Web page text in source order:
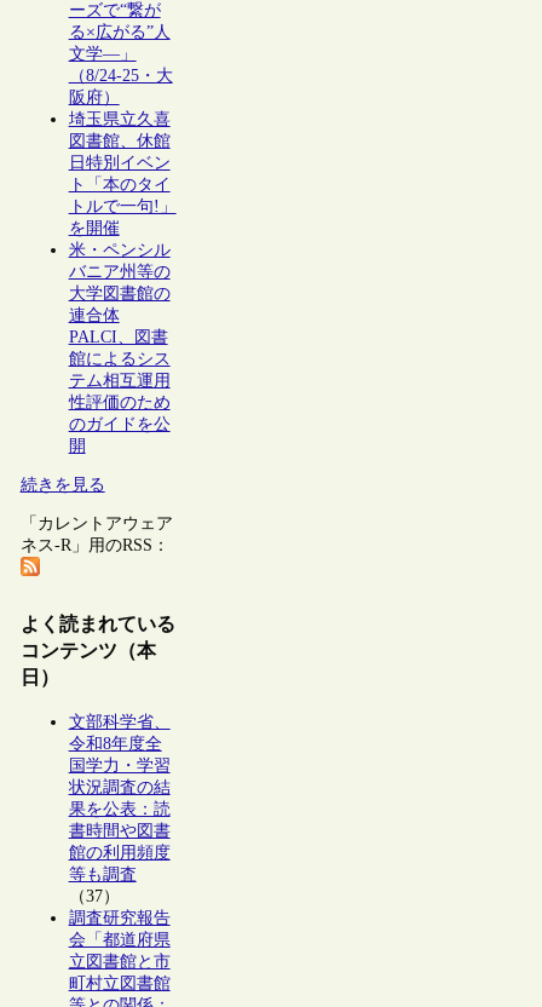
ーズで“繋が
る×広がる”人
文学―」
（8/24-25・大
阪府）
埼玉県立久喜
図書館、休館
日特別イベン
ト「本のタイ
トルで一句!」
を開催
米・ペンシル
バニア州等の
大学図書館の
連合体
PALCI、図書
館によるシス
テム相互運用
性評価のため
のガイドを公
開
続きを見る
「カレントアウェア
ネス-R」用のRSS：
よく読まれている
コンテンツ（本
日）
文部科学省、
令和8年度全
国学力・学習
状況調査の結
果を公表：読
書時間や図書
館の利用頻度
等も調査
（37）
調査研究報告
会「都道府県
立図書館と市
町村立図書館